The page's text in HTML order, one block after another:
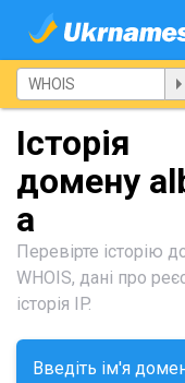
Історія
домену
a
Перевірте історію
WHOIS, дані про
історія IP.
Введіть ім'я